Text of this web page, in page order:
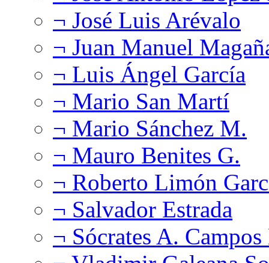
¬ José Luis Arévalo
¬ Juan Manuel
¬ Luis Ángel García
¬ Mario San Martí
¬ Mario Sánchez M.
¬ Mauro Benites G.
¬ Roberto Limón
¬ Salvador Estrada
¬ Sócrates A.